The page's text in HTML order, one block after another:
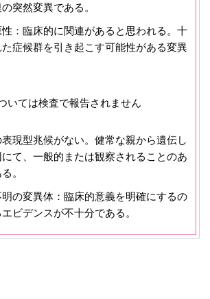
突然変異である。
：臨床的に関連があると思われる。十
症候群を引き起こす可能性がある変異
いては検査で報告されません
現型兆候がない。健常な親から遺伝し
て、一般的または観察されることのあ
。
の変異体：臨床的意義を明確にするの
ビデンスが不十分である。